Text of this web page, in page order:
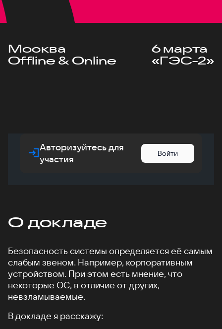
Москва
Offline & Online
6 марта
«ГЭС-2»
Авторизуйтесь для
участия
Войти
О докладе
Безопасность системы определяется её самым
слабым звеном. Например, корпоративным
устройством. При этом есть мнение, что
некоторые ОС, в отличие от других,
невзламываемые.
В докладе я расскажу: